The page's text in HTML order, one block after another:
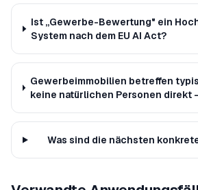
Ist „Gewerbe-Bewertung" ein
System nach dem EU AI Act?
Gewerbeimmobilien betreffen
keine natürlichen Personen direkt
Was sind die nächsten